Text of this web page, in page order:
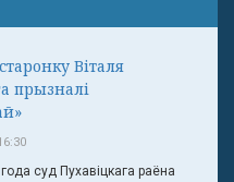
Віталя
прызналі
суд Пухавіцкага раёна